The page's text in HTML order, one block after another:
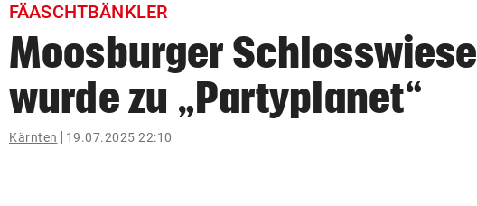
bookmark
search
Suchbegriff
eingeben
FÄASCHTBÄNKLER
Moosburger Schlosswiese
wurde zu „Partyplanet“
Kärnten 19.07.2025 22:10